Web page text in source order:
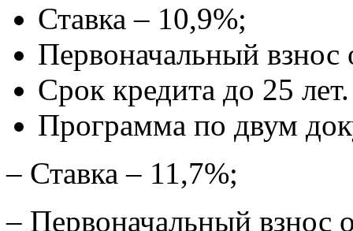
Ставка – 10,9%;
Первоначальный взнос
Срок кредита до 25 лет.
Программа по двум
– Ставка – 11,7%;
– Первоначальный взнос